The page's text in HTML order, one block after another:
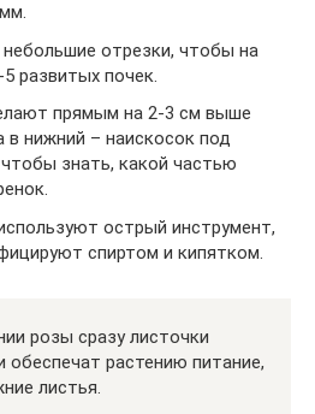
отрезки, чтобы на
развитых почек.
прямым на 2-3 см выше
в нижний – наискосок под
знать, какой частью
острый инструмент,
спиртом и кипятком.
розы сразу листочки
обеспечат растению питание,
листья.